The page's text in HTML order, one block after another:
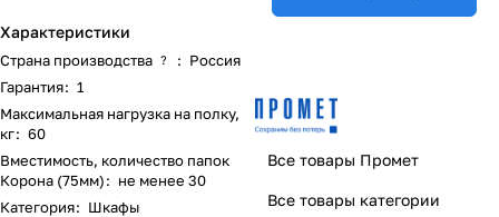
Характеристики
Страна производства ? : Россия
Гарантия: 1
Максимальная нагрузка на полку,
кг: 60
Вместимость, количество папок
Корона (75мм): не менее 30
Категория: Шкафы
Все товары Промет
Все товары категории